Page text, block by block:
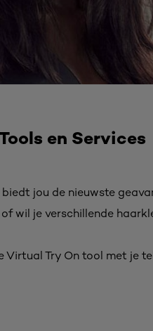
en Services
biedt jou de nieuwste
wil je verschillende
Virtual Try On tool met je